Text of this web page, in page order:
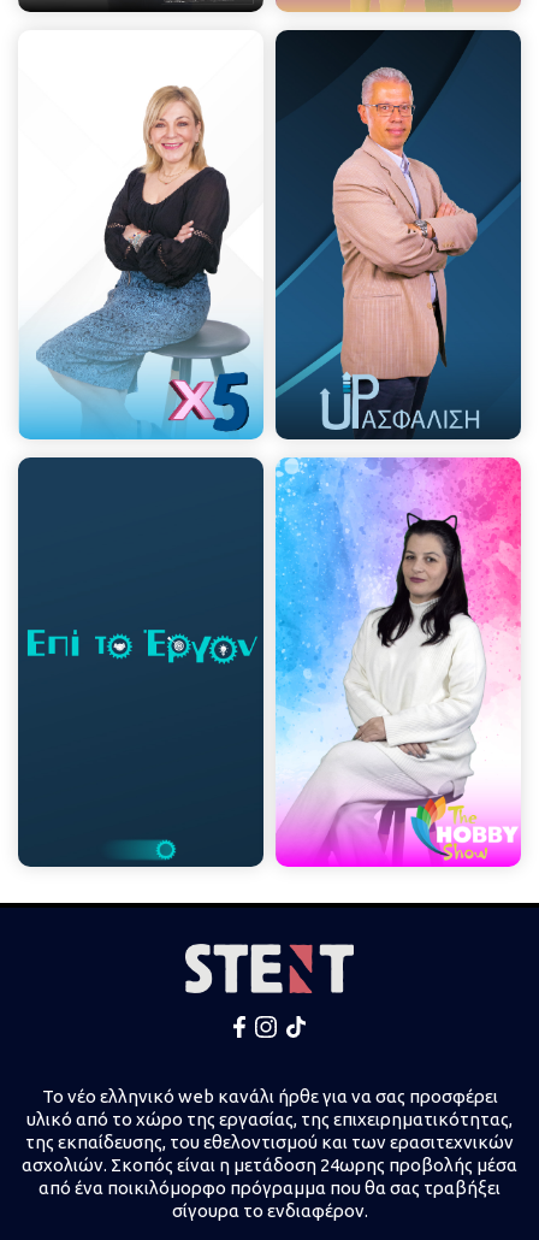
Το νέο ελληνικό web κανάλι ήρθε για να σας προσφέρει
υλικό από το χώρο της εργασίας, της επιχειρηματικότητας,
της εκπαίδευσης, του εθελοντισμού και των ερασιτεχνικών
ασχολιών. Σκοπός είναι η μετάδοση 24ωρης προβολής μέσα
από ένα ποικιλόμορφο πρόγραμμα που θα σας τραβήξει
σίγουρα το ενδιαφέρον.